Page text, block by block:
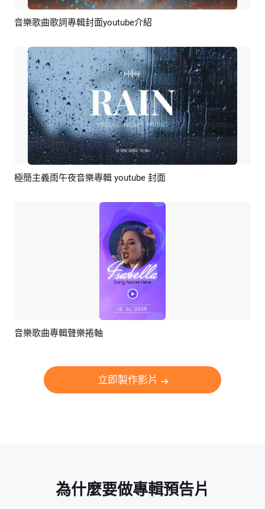
預覽 AI剪同款
音樂歌曲歌詞專輯封面youtube介紹
預覽 編輯
極簡主義雨午夜音樂專輯 youtube 封面
預覽
音樂歌曲專輯聲樂捲軸
立即製作影片
為什麼要做專輯預告片